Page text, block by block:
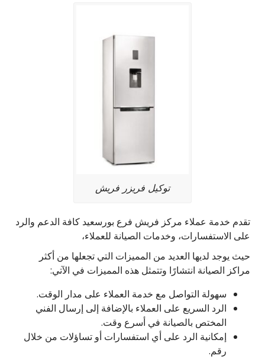
توكيل فريزر فريش
تقدم خدمة عملاء مركز فريش فرع بورسعيد كافة الدعم والرد
على الاستفسارات، وخدمات الصيانة للعملاء،
حيث يوجد لديها العديد من المميزات التي تجعلها من أكثر
مراكز الصيانة انتشارًا وتتمثل هذه المميزات في الآتي:
سهولة التواصل مع خدمة العملاء على مدار الوقت.
الرد السريع على العملاء بالإضافة إلى إرسال الفني
المختص بالصيانة في أسرع وقت.
إمكانية الرد على أي استفسارات أو تساؤلات من خلال
رقم.